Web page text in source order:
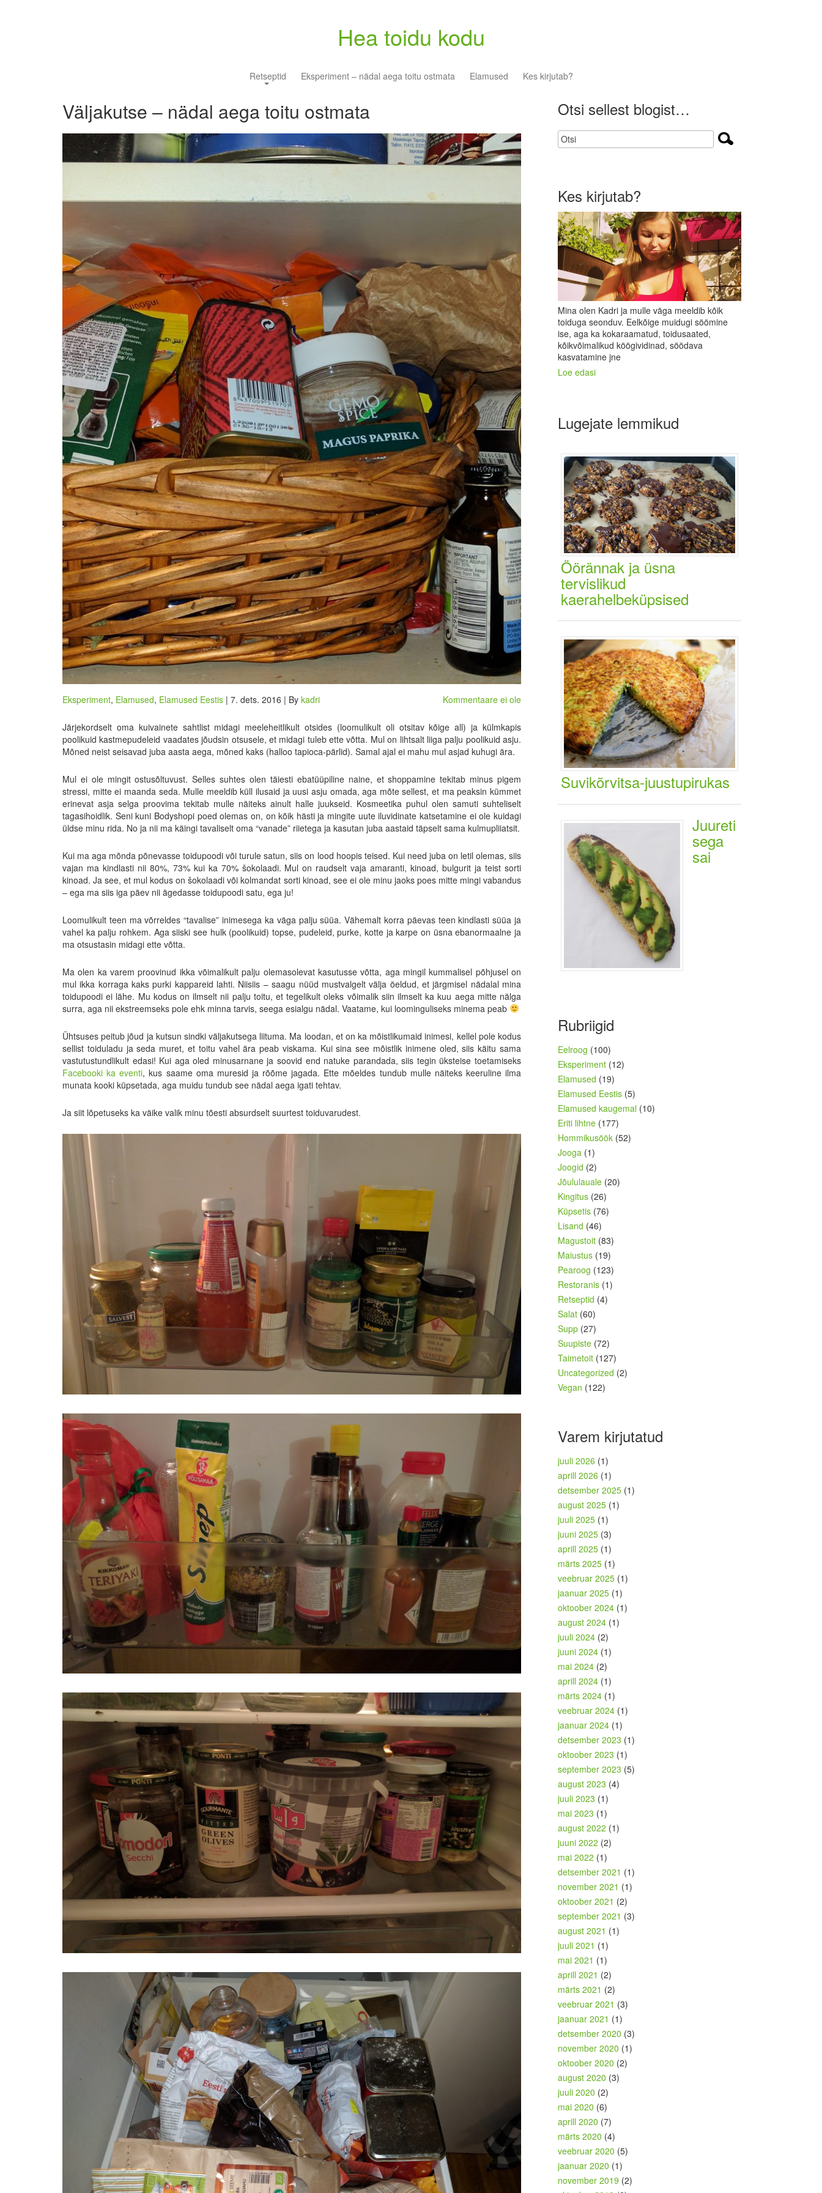
Hea toidu kodu
Retseptid Eksperiment – nädal aega toitu ostmata Elamused Kes kirjutab?
Väljakutse – nädal aega toitu ostmata
Eksperiment, Elamused, Elamused Eestis | 7. dets. 2016 | By kadri Kommentaare ei ole
Järjekordselt oma kuivainete sahtlist midagi meeleheitlikult otsides (loomulikult oli otsitav kõige all) ja külmkapis
poolikuid kastmepudeleid vaadates jõudsin otsusele, et midagi tuleb ette võtta. Mul on lihtsalt liiga palju poolikuid asju.
Mõned neist seisavad juba aasta aega, mõned kaks (halloo tapioca-pärlid). Samal ajal ei mahu mul asjad kuhugi ära.
Mul ei ole mingit ostusõltuvust. Selles suhtes olen täiesti ebatüüpiline naine, et shoppamine tekitab minus pigem
stressi, mitte ei maanda seda. Mulle meeldib küll ilusaid ja uusi asju omada, aga mõte sellest, et ma peaksin kümmet
erinevat asja selga proovima tekitab mulle näiteks ainult halle juukseid. Kosmeetika puhul olen samuti suhteliselt
tagasihoidlik. Seni kuni Bodyshopi poed olemas on, on kõik hästi ja mingite uute iluvidinate katsetamine ei ole kuidagi
üldse minu rida. No ja nii ma käingi tavaliselt oma “vanade” riietega ja kasutan juba aastaid täpselt sama kulmupliiatsit.
Kui ma aga mõnda põnevasse toidupoodi või turule satun, siis on lood hoopis teised. Kui need juba on letil olemas, siis
vajan ma kindlasti nii 80%, 73% kui ka 70% šokolaadi. Mul on raudselt vaja amaranti, kinoad, bulgurit ja teist sorti
kinoad. Ja see, et mul kodus on šokolaadi või kolmandat sorti kinoad, see ei ole minu jaoks poes mitte mingi vabandus
– ega ma siis iga päev nii ägedasse toidupoodi satu, ega ju!
Loomulikult teen ma võrreldes “tavalise” inimesega ka väga palju süüa. Vähemalt korra päevas teen kindlasti süüa ja
vahel ka palju rohkem. Aga siiski see hulk (poolikuid) topse, pudeleid, purke, kotte ja karpe on üsna ebanormaalne ja
ma otsustasin midagi ette võtta.
Ma olen ka varem proovinud ikka võimalikult palju olemasolevat kasutusse võtta, aga mingil kummalisel põhjusel on
mul ikka korraga kaks purki kappareid lahti. Niisiis – saagu nüüd mustvalgelt välja öeldud, et järgmisel nädalal mina
toidupoodi ei lähe. Mu kodus on ilmselt nii palju toitu, et tegelikult oleks võimalik siin ilmselt ka kuu aega mitte nälga
surra, aga nii ekstreemseks pole ehk minna tarvis, seega esialgu nädal. Vaatame, kui loominguliseks minema peab
Ühtsuses peitub jõud ja kutsun sindki väljakutsega liituma. Ma loodan, et on ka mõistlikumaid inimesi, kellel pole kodus
sellist toiduladu ja seda muret, et toitu vahel ära peab viskama. Kui sina see mõistlik inimene oled, siis käitu sama
vastutustundlikult edasi! Kui aga oled minusarnane ja soovid end natuke parandada, siis tegin üksteise toetamiseks
Facebooki ka eventi, kus saame oma muresid ja rõõme jagada. Ette mõeldes tundub mulle näiteks keeruline ilma
munata kooki küpsetada, aga muidu tundub see nädal aega igati tehtav.
Ja siit lõpetuseks ka väike valik minu tõesti absurdselt suurtest toiduvarudest.
Otsi sellest blogist…
Kes kirjutab?
Mina olen Kadri ja mulle väga meeldib kõik
toiduga seonduv. Eelkõige muidugi söömine
ise, aga ka kokaraamatud, toidusaated,
kõikvõimalikud köögividinad, söödava
kasvatamine jne
Loe edasi
Lugejate lemmikud
Öörännak ja üsna
tervislikud
kaerahelbeküpsised
Suvikõrvitsa-juustupirukas
Juureti
sega
sai
Rubriigid
Eelroog (100)
Eksperiment (12)
Elamused (19)
Elamused Eestis (5)
Elamused kaugemal (10)
Eriti lihtne (177)
Hommikusöök (52)
Jooga (1)
Joogid (2)
Jõululauale (20)
Kingitus (26)
Küpsetis (76)
Lisand (46)
Magustoit (83)
Maiustus (19)
Pearoog (123)
Restoranis (1)
Retseptid (4)
Salat (60)
Supp (27)
Suupiste (72)
Taimetoit (127)
Uncategorized (2)
Vegan (122)
Varem kirjutatud
juuli 2026 (1)
aprill 2026 (1)
detsember 2025 (1)
august 2025 (1)
juuli 2025 (1)
juuni 2025 (3)
aprill 2025 (1)
märts 2025 (1)
veebruar 2025 (1)
jaanuar 2025 (1)
oktoober 2024 (1)
august 2024 (1)
juuli 2024 (2)
juuni 2024 (1)
mai 2024 (2)
aprill 2024 (1)
märts 2024 (1)
veebruar 2024 (1)
jaanuar 2024 (1)
detsember 2023 (1)
oktoober 2023 (1)
september 2023 (5)
august 2023 (4)
juuli 2023 (1)
mai 2023 (1)
august 2022 (1)
juuni 2022 (2)
mai 2022 (1)
detsember 2021 (1)
november 2021 (1)
oktoober 2021 (2)
september 2021 (3)
august 2021 (1)
juuli 2021 (1)
mai 2021 (1)
aprill 2021 (2)
märts 2021 (2)
veebruar 2021 (3)
jaanuar 2021 (1)
detsember 2020 (3)
november 2020 (1)
oktoober 2020 (2)
august 2020 (3)
juuli 2020 (2)
mai 2020 (6)
aprill 2020 (7)
märts 2020 (4)
veebruar 2020 (5)
jaanuar 2020 (1)
november 2019 (2)